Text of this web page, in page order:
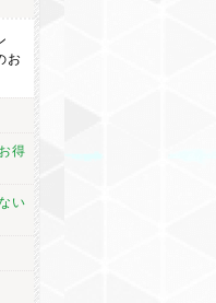
お
得
い